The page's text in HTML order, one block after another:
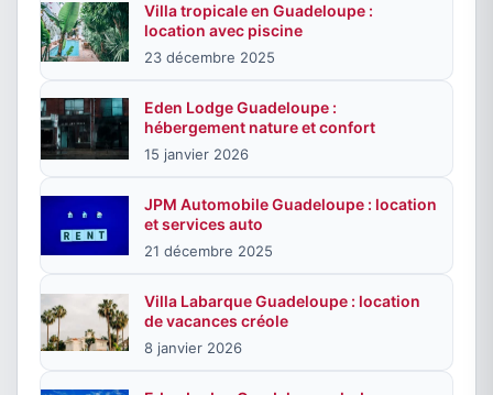
Villa tropicale en Guadeloupe :
location avec piscine
23 décembre 2025
Eden Lodge Guadeloupe :
hébergement nature et confort
15 janvier 2026
JPM Automobile Guadeloupe : location
et services auto
21 décembre 2025
Villa Labarque Guadeloupe : location
de vacances créole
8 janvier 2026